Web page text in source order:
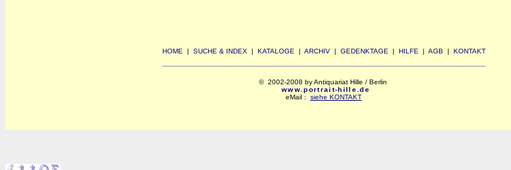
HOME | SUCHE & INDEX | KATALOGE | ARCHIV| GEDENKTAGE | HILFE | AGB | KONTAKT
© 2002-2008 by Antiquariat Hille / Berlin
www.portrait-hille.de
eMail : siehe KONTAKT